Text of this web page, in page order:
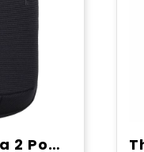
Thule Subterra 2 PowerShuttle medium